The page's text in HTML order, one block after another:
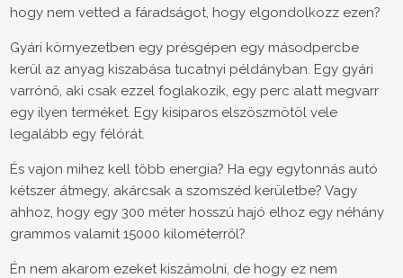
hogy nem vetted a fáradságot, hogy elgondolkozz ezen?
Gyári környezetben egy présgépen egy másodpercbe
kerül az anyag kiszabása tucatnyi példányban. Egy gyári
varrónő, aki csak ezzel foglakozik, egy perc alatt megvarr
egy ilyen terméket. Egy kisiparos elszöszmötöl vele
legalább egy félórát.
És vajon mihez kell több energia? Ha egy egytonnás autó
kétszer átmegy, akárcsak a szomszéd kerületbe? Vagy
ahhoz, hogy egy 300 méter hosszú hajó elhoz egy néhány
grammos valamit 15000 kilométerről?
Én nem akarom ezeket kiszámolni, de hogy ez nem